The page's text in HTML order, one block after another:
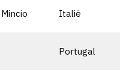
Italië
Portugal